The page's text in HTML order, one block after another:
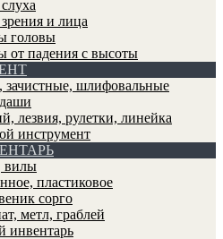
и лица
головы
от падения с высоты
зачистные, шлифовальные
лезвия, рулетки, линейка
инструмент
вилы
пластиковое
сорго
метл, граблей
инвентарь